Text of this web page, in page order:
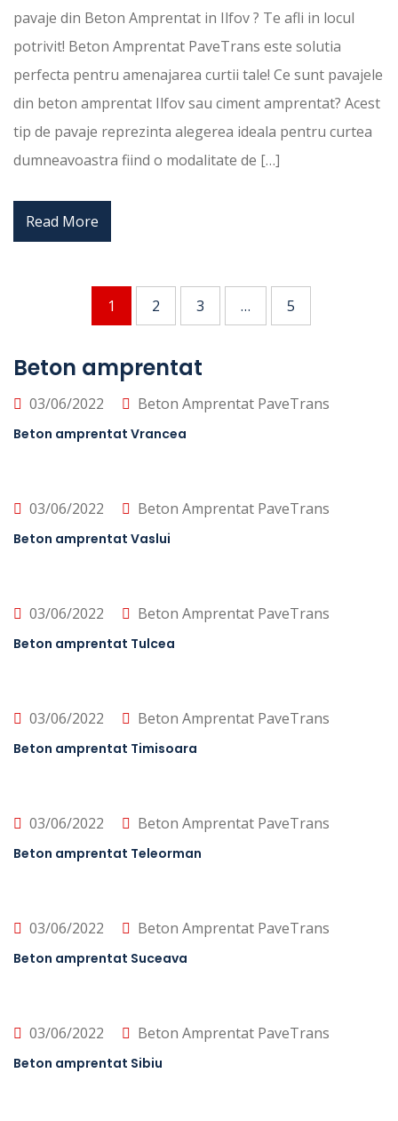
pavaje din Beton Amprentat in Ilfov ? Te afli in locul
potrivit! Beton Amprentat PaveTrans este solutia
perfecta pentru amenajarea curtii tale! Ce sunt pavajele
din beton amprentat Ilfov sau ciment amprentat? Acest
tip de pavaje reprezinta alegerea ideala pentru curtea
dumneavoastra fiind o modalitate de […]
Read More
1 2 3 … 5
Beton amprentat
03/06/2022 Beton Amprentat PaveTrans
Beton amprentat Vrancea
03/06/2022 Beton Amprentat PaveTrans
Beton amprentat Vaslui
03/06/2022 Beton Amprentat PaveTrans
Beton amprentat Tulcea
03/06/2022 Beton Amprentat PaveTrans
Beton amprentat Timisoara
03/06/2022 Beton Amprentat PaveTrans
Beton amprentat Teleorman
03/06/2022 Beton Amprentat PaveTrans
Beton amprentat Suceava
03/06/2022 Beton Amprentat PaveTrans
Beton amprentat Sibiu